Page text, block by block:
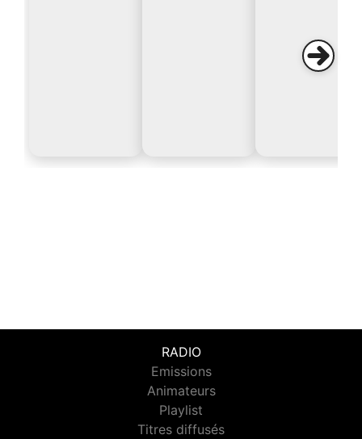
RADIO
Emissions
Animateurs
Playlist
Titres diffusés